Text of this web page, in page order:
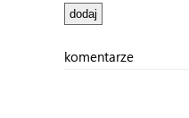
komentarze